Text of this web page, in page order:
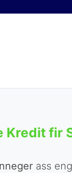
Kredit fir
ass